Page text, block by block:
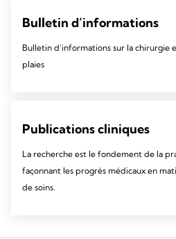
Bulletin d’informations
Bulletin d’informations sur la chirurgie
plaies
Publications cliniques
La recherche est le fondement de la
façonnant les progrès médicaux en
de soins.